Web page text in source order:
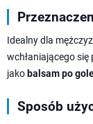
Idealny dla
wchłaniającego się
jako balsam po
Sposób